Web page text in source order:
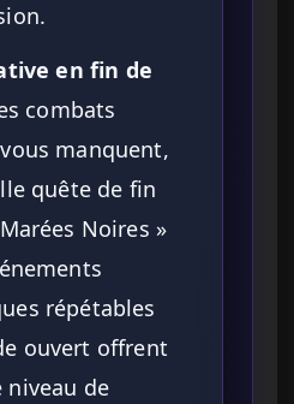
en fin de
combats
manquent,
quête de fin
Noires »
répétables
ouvert offrent
niveau de